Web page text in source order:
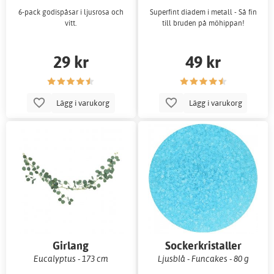
6-pack godispåsar i ljusrosa och
vitt.
29 kr
Lägg i varukorg
Superfint diadem i metall - Så fin
till bruden på möhippan!
49 kr
Lägg i varukorg
Girlang
Eucalyptus - 173 cm
Sockerkristaller
Ljusblå - Funcakes - 80 g